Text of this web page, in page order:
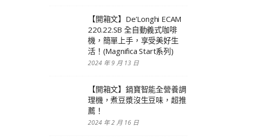
【開箱文】De’Longhi ECAM
220.22.SB 全自動義式咖啡
機，簡單上手，享受美好生
活！(Magnifica Start系列)
2024 年 9 月 13 日
【開箱文】鍋寶智能全營養調
理機，煮豆漿沒生豆味，超推
薦！
2024 年 2 月 16 日